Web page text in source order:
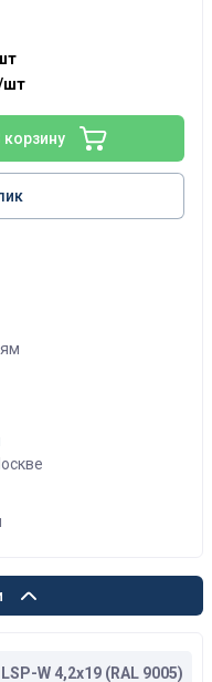
шт
корзину
LSP-W 4,2х19 (RAL 9005)